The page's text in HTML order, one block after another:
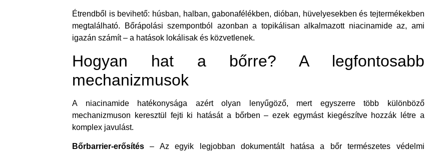
Étrendből is bevihető: húsban, halban, gabonafélékben, dióban, hüvelyesekben és tejtermékekben
megtalálható. Bőrápolási szempontból azonban a topikálisan alkalmazott niacinamide az, ami
igazán számít – a hatások lokálisak és közvetlenek.
Hogyan hat a bőrre? A legfontosabb
mechanizmusok
A niacinamide hatékonysága azért olyan lenyűgöző, mert egyszerre több különböző
mechanizmuson keresztül fejti ki hatását a bőrben – ezek egymást kiegészítve hozzák létre a
komplex javulást.
Bőrbarrier-erősítés – Az egyik legjobban dokumentált hatása a bőr természetes védelmi